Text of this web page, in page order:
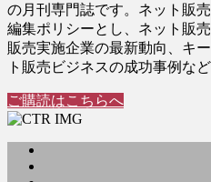
の月刊専門誌です。ネット販
編集ポリシーとし、ネット販
販売実施企業の最新動向、キ
ト販売ビジネスの成功事例な
ご購読はこちらへ